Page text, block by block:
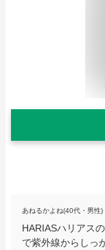
あねるかよね(40代・男性)
HARIASハリアス
で紫外線からしっ